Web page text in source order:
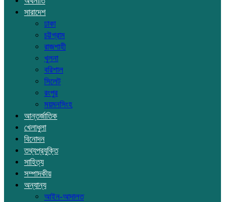
সারাদেশ
ঢাকা
চট্টগ্রাম
রাজশাহী
খুলনা
বরিশাল
সিলেট
রংপুর
ময়মনসিংহ
আন্তর্জাতিক
খেলাধুলা
বিনোদন
তথ্যপ্রযুক্তি
সাহিত্য
সম্পাদকীয়
অন্যান্য
আইন-আদালত